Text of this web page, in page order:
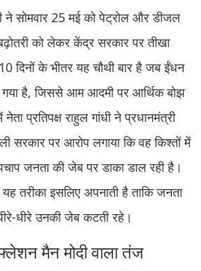
ने सोमवार 25 मई को पेट्रोल और डीजल
को लेकर केंद्र सरकार पर तीखा
दिनों के भीतर यह चौथी बार है जब ईंधन
गया है, जिससे आम आदमी पर आर्थिक बोझ
प्रतिपक्ष राहुल गांधी ने प्रधानमंत्री
सरकार पर आरोप लगाया कि वह किश्तों में
जनता की जेब पर डाका डाल रही है।
तरीका इसलिए अपनाती है ताकि जनता
धीरे उनकी जेब कटती रहे।
मैन मोदी वाला तंज